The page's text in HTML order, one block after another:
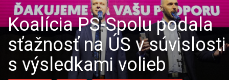
Koalícia PS-Spolu podala
sťažnosť na ÚS v súvislosti
s výsledkami volieb